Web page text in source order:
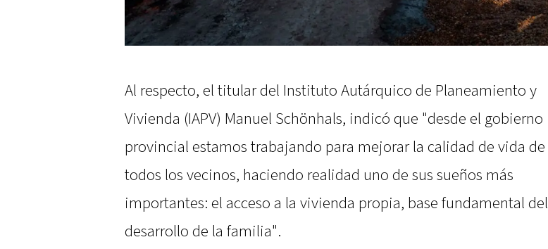
Al respecto, el titular del Instituto Autárquico de Planeamiento y
Vivienda (IAPV) Manuel Schönhals, indicó que "desde el gobierno
provincial estamos trabajando para mejorar la calidad de vida de
todos los vecinos, haciendo realidad uno de sus sueños más
importantes: el acceso a la vivienda propia, base fundamental del
desarrollo de la familia".